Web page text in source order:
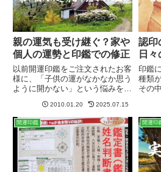
親の運気も受け継ぐ？家や
個人の運勢と印鑑での修正
以前開運印鑑をご注文されたお客
様に、「子供の運がなかなか思う
ように開かない」という悩みをお
後、親子で印鑑を購入されたので
すが、お子様の数霊を調べるとそ
れほど運勢は悪くない。そこで今
度は奥様の方を鑑定してみると、
子...
2010.01.20 2025.07.15
認印
日
印鑑
種類
その
のも
ませ
かし
効力
そ...
開運印鑑 開運印